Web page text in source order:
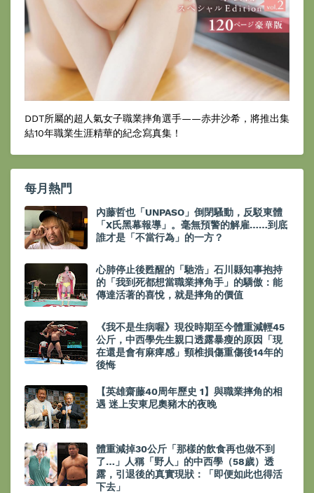
DDT所屬的超人氣女子職業摔角選手——赤井沙希，將推出集
結10年職業生涯精華的紀念寫真集！
每月熱門
內藤哲也「UNPASO」倒閉騷動，反駁東體
「X氏黑幕報導」。毫無預警的解雇……到底
誰才是「不當行為」的一方？
心肺停止後甦醒的「馳浩」石川縣知事抱持
的「我到死都想當職業摔角手」的驕傲：能
傳達活著的喜悅，就是摔角的價值
《我不是生病喔》現役時期至今體重減輕45
公斤，中西學先生親口透露暴瘦的原因「現
在還是會有麻痺感」頸椎損傷重傷後14年的
後悔
【英雄齋藤40周年歷史 1】與職業摔角的相
遇 迷上安東尼奧豬木的夜晚
體重減掉30公斤「那樣的飲食再也做不到
了…」人稱「野人」的中西學（58歲）透
露，引退後的真實現狀：「即便如此也得活
下去」